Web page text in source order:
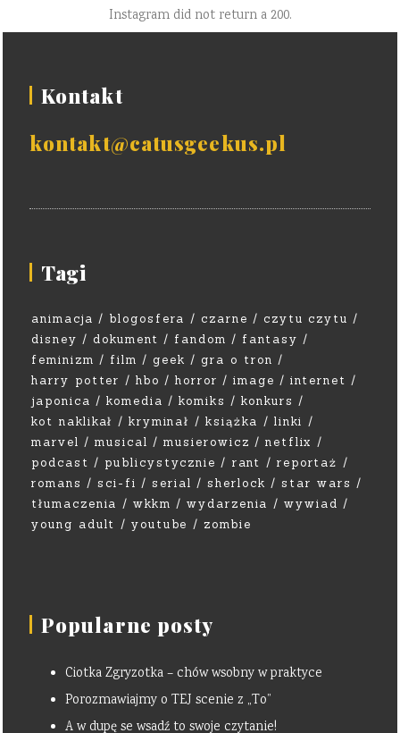
Instagram did not return a 200.
Kontakt
kontakt@catusgeekus.pl
Tagi
animacja blogosfera czarne
czytu czytu
disney
dokument fandom
fantasy
feminizm
film geek
gra o tron
harry potter
hbo horror image
internet
japonica
komedia komiks
konkurs
kot naklikał
kryminał książka
linki
marvel
musical musierowicz
netflix
podcast
publicystycznie rant
reportaż
romans
sci-fi serial sherlock
star wars
tłumaczenia
wkkm wydarzenia
wywiad
young adult
youtube zombie
Popularne posty
Ciotka Zgryzotka – chów wsobny w praktyce
Porozmawiajmy o TEJ scenie z „To”
A w dupę se wsadź to swoje czytanie!